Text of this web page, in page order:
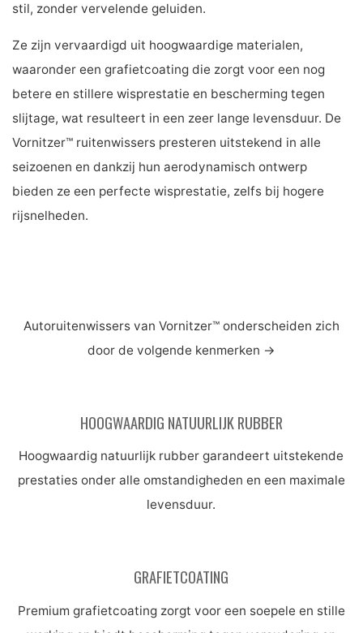
stil, zonder vervelende geluiden.
Ze zijn vervaardigd uit hoogwaardige materialen,
waaronder een grafietcoating die zorgt voor een nog
betere en stillere wisprestatie en bescherming tegen
slijtage, wat resulteert in een zeer lange levensduur. De
Vornitzer™ ruitenwissers presteren uitstekend in alle
seizoenen en dankzij hun aerodynamisch ontwerp
bieden ze een perfecte wisprestatie, zelfs bij hogere
rijsnelheden.
Autoruitenwissers van Vornitzer™ onderscheiden zich
door de volgende kenmerken →
HOOGWAARDIG NATUURLIJK RUBBER
Hoogwaardig natuurlijk rubber garandeert uitstekende
prestaties onder alle omstandigheden en een maximale
levensduur.
GRAFIETCOATING
Premium grafietcoating zorgt voor een soepele en stille